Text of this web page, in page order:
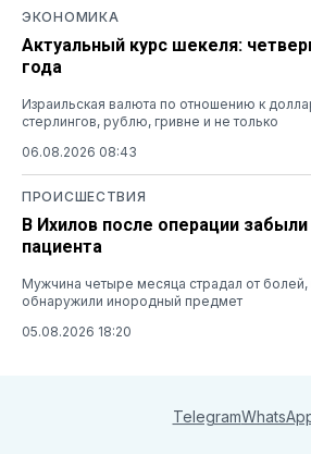
ЭКОНОМИКА
Актуальный курс шекеля:
года
Израильская валюта по отношению к
стерлингов, рублю, гривне и не только
06.08.2026 08:43
ПРОИСШЕСТВИЯ
В Ихилов после операции забыли
пациента
Мужчина четыре месяца страдал от болей,
обнаружили инородный предмет
05.08.2026 18:20
Telegram